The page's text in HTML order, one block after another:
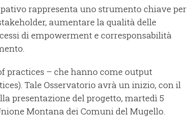
rappresenta uno strumento chiave per
aumentare la qualità delle
di empowerment e corresponsabilità
practices – che hanno come output
Tale Osservatorio avrà un inizio, con il
presentazione del progetto, martedì 5
Montana dei Comuni del Mugello.